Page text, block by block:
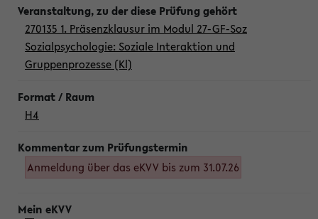
270135 1. Präsenzklausur im Modul 27-GF-Soz
Sozialpsychologie: Soziale Interaktion und
Gruppenprozesse (Kl)
H4
Anmeldung über das eKVV bis zum 31.07.26